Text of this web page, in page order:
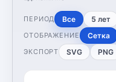
ПЕРИОД Все 5 лет
ОТОБРАЖЕНИЕ Сетка
ЭКСПОРТ SVG PNG